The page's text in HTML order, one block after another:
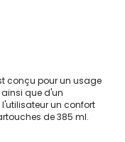
conçu pour un usage
que d'un
un confort
de 385 ml.